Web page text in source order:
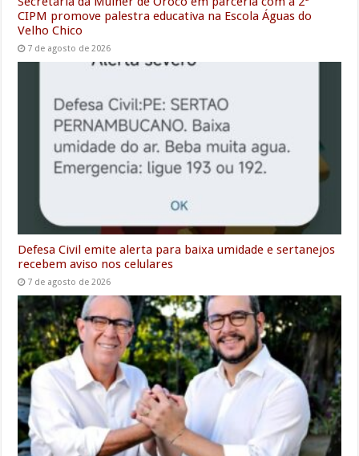
CIPM promove palestra educativa na Escola Águas do
Velho Chico
7 de agosto de 2026
Defesa Civil emite alerta para baixa umidade e sertanejos
recebem aviso nos celulares
7 de agosto de 2026